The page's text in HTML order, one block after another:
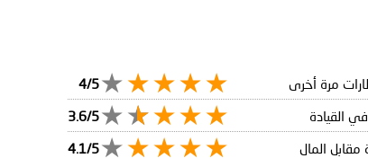
مرة أخرى
4/5
القيادة
3.6/5
مقابل المال
4.1/5